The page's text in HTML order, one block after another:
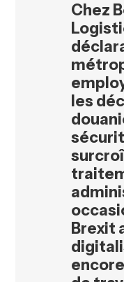
Chez
les
Brexit